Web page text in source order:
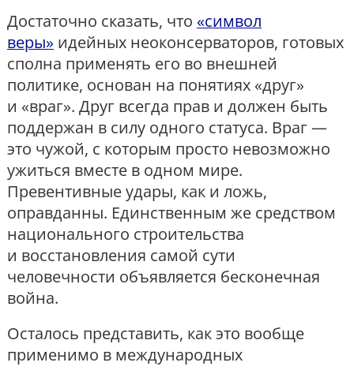
Достаточно сказать, что «символ
веры» идейных неоконсерваторов, готовых
сполна применять его во внешней
политике, основан на понятиях «друг»
и «враг». Друг всегда прав и должен быть
поддержан в силу одного статуса. Враг —
это чужой, с которым просто невозможно
ужиться вместе в одном мире.
Превентивные удары, как и ложь,
оправданны. Единственным же средством
национального строительства
и восстановления самой сути
человечности объявляется бесконечная
война.
Осталось представить, как это вообще
применимо в международных